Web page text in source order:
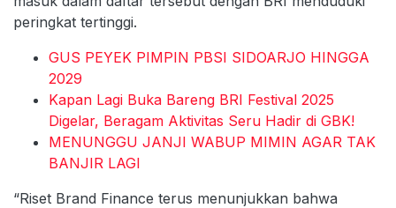
peringkat tertinggi.
GUS PEYEK PIMPIN PBSI SIDOARJO HINGGA
2029
Kapan Lagi Buka Bareng BRI Festival 2025
Digelar, Beragam Aktivitas Seru Hadir di GBK!
MENUNGGU JANJI WABUP MIMIN AGAR TAK
BANJIR LAGI
“Riset Brand Finance terus menunjukkan bahwa